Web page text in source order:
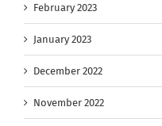
February 2023
January 2023
December 2022
November 2022